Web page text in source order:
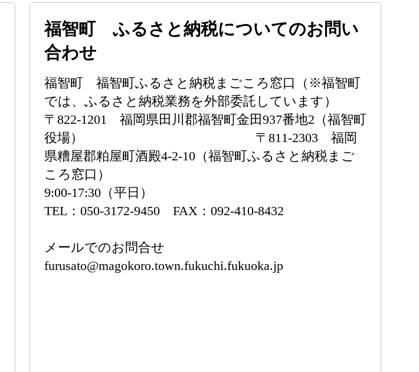
福智町 ふるさと納税についてのお問い
合わせ
福智町 福智町ふるさと納税まごころ窓口（※福智町
では、ふるさと納税業務を外部委託しています）
〒822-1201 福岡県田川郡福智町金田937番地2（福智町
役場） 〒811-2303 福岡
県糟屋郡粕屋町酒殿4-2-10（福智町ふるさと納税まご
ころ窓口）
9:00-17:30（平日）
TEL：050-3172-9450 FAX：092-410-8432
メールでのお問合せ
furusato@magokoro.town.fukuchi.fukuoka.jp